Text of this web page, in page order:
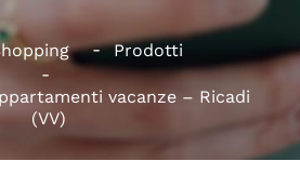
Prodotti
vacanze – Ricadi
(VV)